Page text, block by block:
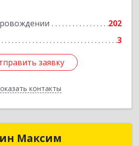
202
3
заявку
контакты
Подробнее
заявку
Назад
Максим
Добрынин Максим